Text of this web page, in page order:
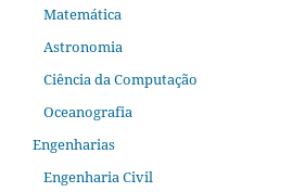
Matemática
Astronomia
Ciência da Computação
Oceanografia
Engenharias
Engenharia Civil